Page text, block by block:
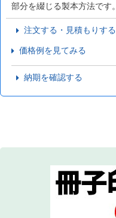
部分を綴じる製本方法です。
注文する・見積もりする
価格例を見てみる
納期を確認する